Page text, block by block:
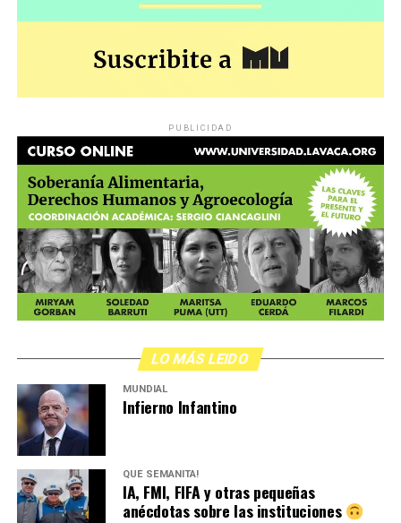
PUBLICIDAD
LO MÁS LEIDO
MUNDIAL
Infierno Infantino
QUÉ SEMANITA!
IA, FMI, FIFA y otras pequeñas
anécdotas sobre las instituciones